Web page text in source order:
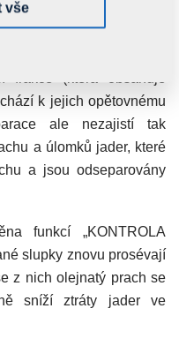
k jejich opětovnému
ale nezajistí tak
a úlomků jader, které
a jsou odseparovány
funkcí „KONTROLA
slupky znovu prosévají
z nich olejnatý prach se
sníží ztráty jader ve
vše